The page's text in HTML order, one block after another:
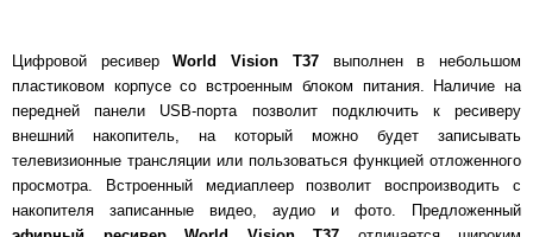
Цифровой ресиверWorld Vision T37выполнен в небольшом
пластиковом корпусе со встроенным блоком питания. Наличие на
передней панели USB-порта позволит подключить к ресиверу
внешний накопитель, на который можно будет записывать
телевизионные трансляции или пользоваться функцией отложенного
просмотра. Встроенный медиаплеер позволит воспроизводить с
накопителя записанные видео, аудио и фото. Предложенный